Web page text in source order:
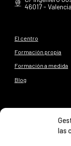
las
46017 - Valencia
El centro
Formación propia
Formación a medida
Blog